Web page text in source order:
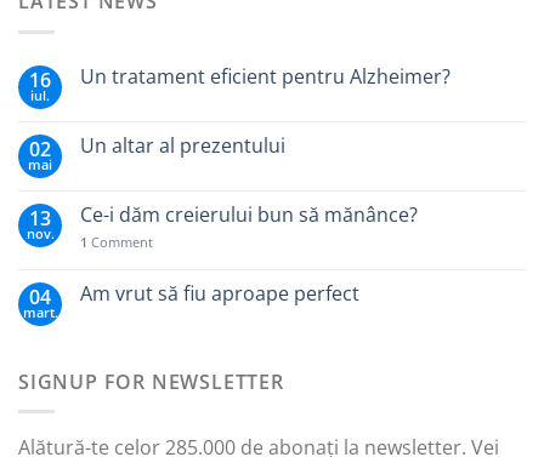
16
iul.
Un tratament eficient pentru Alzheimer?
02
mai
Un altar al prezentului
13
nov.
Ce-i dăm creierului bun să mănânce?
1 Comment
04
mart.
Am vrut să fiu aproape perfect
SIGNUP FOR NEWSLETTER
Alătură-te celor 285.000 de abonați la newsletter. Vei